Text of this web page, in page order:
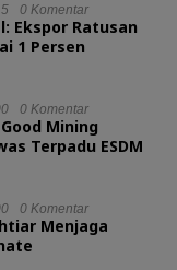
0 Komentar
Ekspor Ratusan
1 Persen
0 Komentar
Mining
Terpadu ESDM
0 Komentar
Menjaga